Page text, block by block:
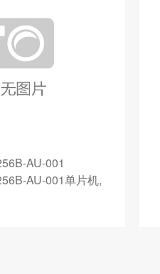
AU-001
AU-001单片机,